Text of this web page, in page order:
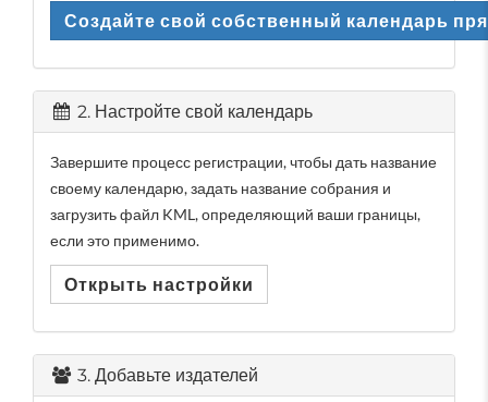
Создайте свой собственный календарь
2. Настройте свой календарь
Завершите процесс регистрации, чтобы дать название
своему календарю, задать название собрания и
загрузить файл KML, определяющий ваши границы,
если это применимо.
Открыть настройки
3. Добавьте издателей